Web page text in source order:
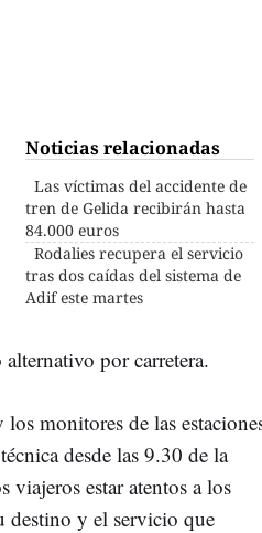
Noticias relacionadas
Las víctimas del accidente de
tren de Gelida recibirán hasta
84.000 euros
Rodalies recupera el servicio
tras dos caídas del sistema de
Adif este martes
por carretera.
monitores de las
desde las 9.30 de la
viajeros estar atentos a los
destino y el servicio que